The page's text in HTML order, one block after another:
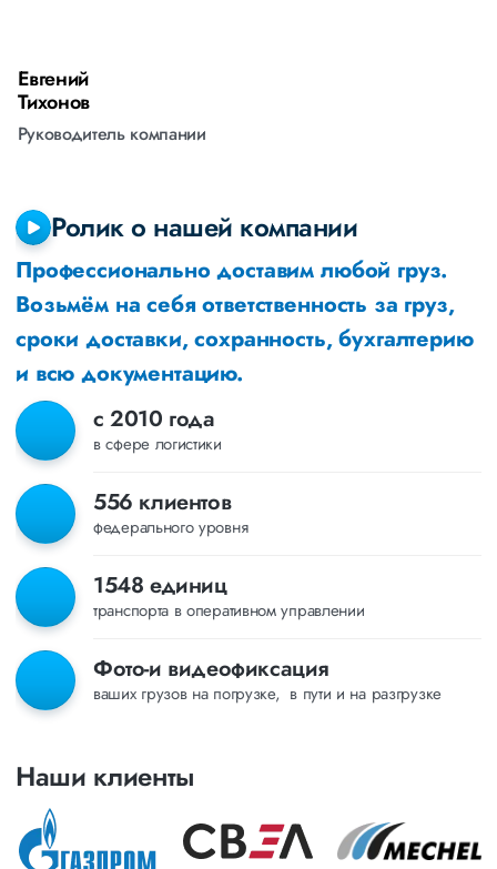
Евгений
Тихонов
Руководитель компании
Ролик о нашей компании
Профессионально доставим любой груз.
Возьмём на себя ответственность за груз,
сроки доставки, сохранность, бухгалтерию
и всю документацию.
с 2010 года
в сфере логистики
556 клиентов
федерального уровня
1548 единиц
транспорта в оперативном управлении
Фото-и видеофиксация
ваших грузов на погрузке, в пути и на разгрузке
Наши клиенты